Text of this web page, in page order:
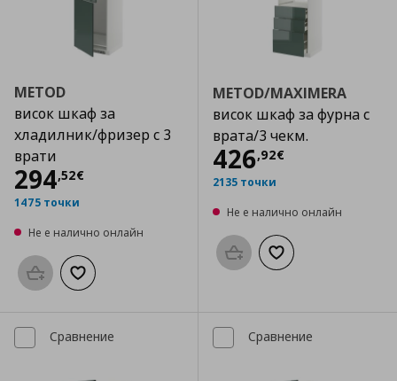
METOD
висок шкаф за
хладилник/фризер с 3
врати
294,52€
Цена
1475 точки
Не е налично онлайн
Προσθήκη στο καλάθι
Добави към списъка с любими
METOD/MAXIMERA
висок шкаф за фурна с
врата/3 чекм.
426,92€
Цена426,92 €
2135 точки
Не е налично онлайн
Προσθήκη στο καλάθι
Добави към
Сравнение Сравнение